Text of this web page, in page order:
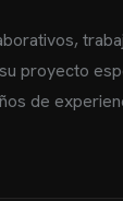
proyecto
de